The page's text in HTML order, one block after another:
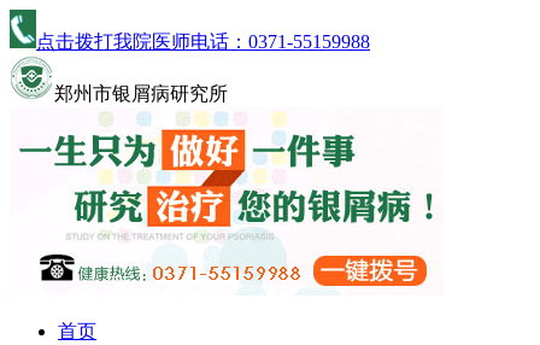
点击拨打我院医师电话： 0371-55159988
郑州市银屑病研究所
首页